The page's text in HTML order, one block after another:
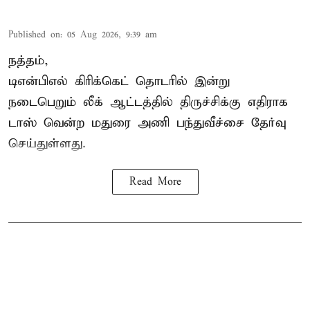
Published on: 05 Aug 2026, 9:39 am
நத்தம்,
டிஎன்பிஎல் கிரிக்கெட் தொடரில் இன்று
நடைபெறும் லீக் ஆட்டத்தில் திருச்சிக்கு எதிராக
டாஸ் வென்ற மதுரை அணி பந்துவீச்சை தேர்வு
செய்துள்ளது.
Read More